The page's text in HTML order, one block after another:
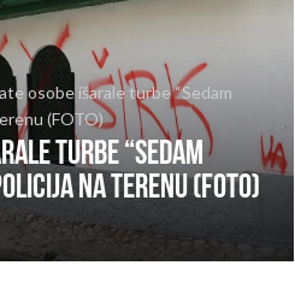
osobe išarale turbe “Sedam
(FOTO)
turbe “Sedam
na terenu (FOTO)